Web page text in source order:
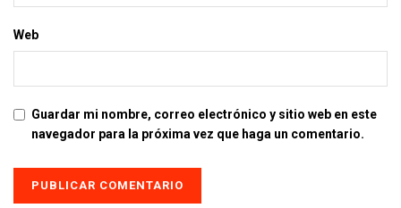
Web
Guardar mi nombre, correo electrónico y sitio web en este
navegador para la próxima vez que haga un comentario.